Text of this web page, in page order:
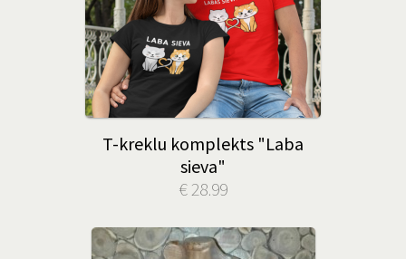
T-kreklu komplekts "Laba
sieva"
€ 28.99